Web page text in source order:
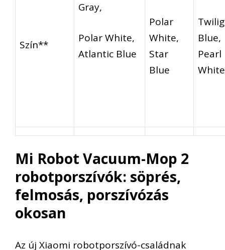
Szín**
Gray,
Polar White,
Atlantic Blue
Polar
White,
Star
Blue
Blue,
Pearl
White
Mi Robot Vacuum-Mop 2
robotporszívók: söprés,
felmosás, porszívózás
okosan
Az új Xiaomi robotporszívó-családnak